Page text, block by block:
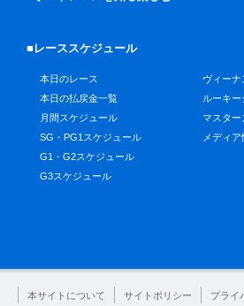
■レーススケジュール
本日のレース
本日の払戻金一覧
月間スケジュール
SG・PG1スケジュール
G1・G2スケジュール
G3スケジュール
ヴィーナ
ルーキー
マスター
メディア
本サイトについて サイトポリシー プライ